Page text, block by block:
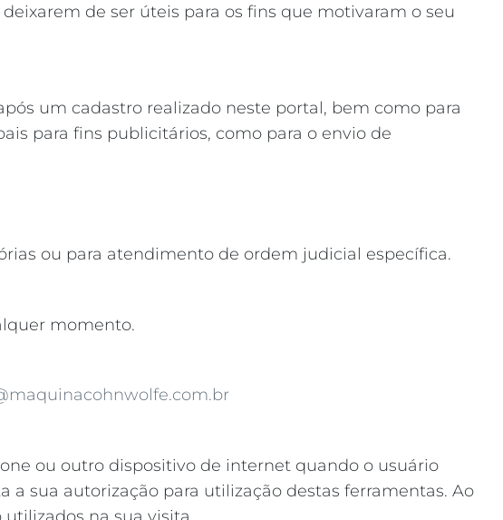
de ser úteis para os fins que motivaram o seu
um cadastro realizado neste portal, bem como para
para fins publicitários, como para o envio de
ou para atendimento de ordem judicial específica.
momento.
ou outro dispositivo de internet quando o usuário
a sua autorização para utilização destas ferramentas. Ao